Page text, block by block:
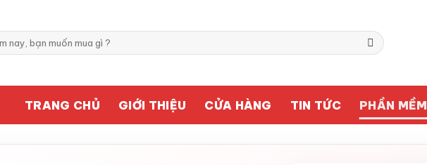
TRANG CHỦ GIỚI THIỆU CỬA HÀNG TIN TỨC PHẦN MỀM